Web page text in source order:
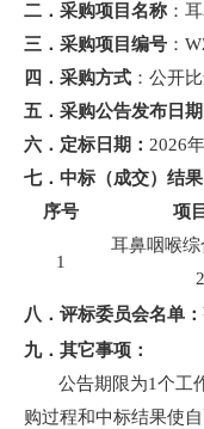
二．采购项目名称：
三．采购项目编号 ：
四．采购方式 ： 公开
五．采购公告发布日期
六．定标日期： 2026
七．中标（成交）结果
序号
项
1
耳鼻咽喉
八．评标委员会名单：
九． 其它事项：
公告期限为1个工
购过程和中标结果使